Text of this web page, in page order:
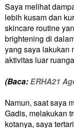
Saya melihat
lebih kusam dan
skincare routine
brightening di
yang saya lakukan
aktivitas luar
(Baca:ERHA21
Namun, saat saya
Gadis, melakukan
kotanya, saya